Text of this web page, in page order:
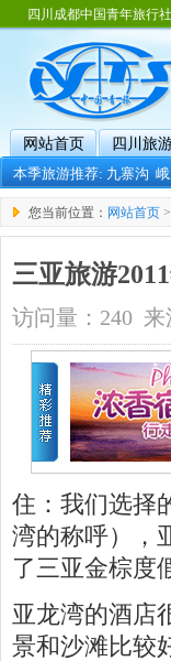
四川成都中国青年旅行
网站首页 四川旅
本季旅游推荐:九寨沟
您当前位置： 网站首页 >
三亚旅游
访问量：240
住：我们选择
湾的称呼），
了三亚金棕度
亚龙湾的酒店
景和沙滩比较